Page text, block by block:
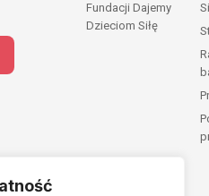
Fundacji Dajemy
Dzieciom Siłę